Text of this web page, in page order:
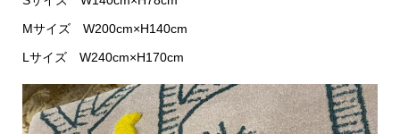
Mサイズ W200cm×H140cm
Lサイズ W240cm×H170cm